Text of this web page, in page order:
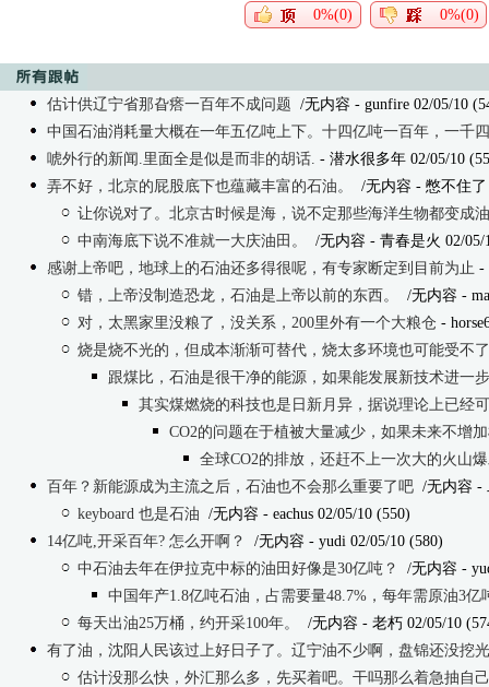
0%(0) 0%(0)
估计供辽宁省那旮瘩一百年不成问题 /无内容 - gunfire 02/05/10
中国石油消耗量大概在一年五亿吨上下。十四亿吨一百年，一千
唬外行的新闻.里面全是似是而非的胡话. - 潜水很多年 02/05/10
弄不好，北京的屁股底下也蕴藏丰富的石油。
/无内容 - 憋不住了
让你说对了。北京古时候是海，说不定那些海洋生物都变成
中南海底下说不准就一大庆油田。
/无内容 - 青春是火 02/05/
感谢上帝吧，地球上的石油还多得很呢，有专家断定到目前为止 -
错，上帝没制造恐龙，石油是上帝以前的东西。
/无内容 -
对，太黑家里没粮了，没关系，200里外有一个大粮仓 -
烧是烧不光的，但成本渐渐可替代，烧太多环境也可能受不
跟煤比，石油是很干净的能源，如果能发展新技术进一步
其实煤燃烧的科技也是日新月异，据说理论上已经
CO2的问题在于植被大量减少，如果未来不增
全球CO2的排放，还赶不上一次大的火山
百年？新能源成为主流之后，石油也不会那么重要了吧 /无内容 -
keyboard 也是石油 /无内容 - eachus 02/05/10 (550)
14亿吨,开采百年? 怎么开啊？
/无内容 - yudi 02/05/10 (580)
中石油去年在伊拉克中标的油田好像是30亿吨？
/无内容 -
中国年产1.8亿吨石油，占需要量48.7%，每年需原油3亿
每天出油25万桶，约开采100年。
/无内容 - 老朽 02/05/10
有了油，沈阳人民该过上好日子了。辽宁油不少啊，盘锦还没挖
估计没那么快，外汇那么多，先买着吧。干吗那么着急抽自